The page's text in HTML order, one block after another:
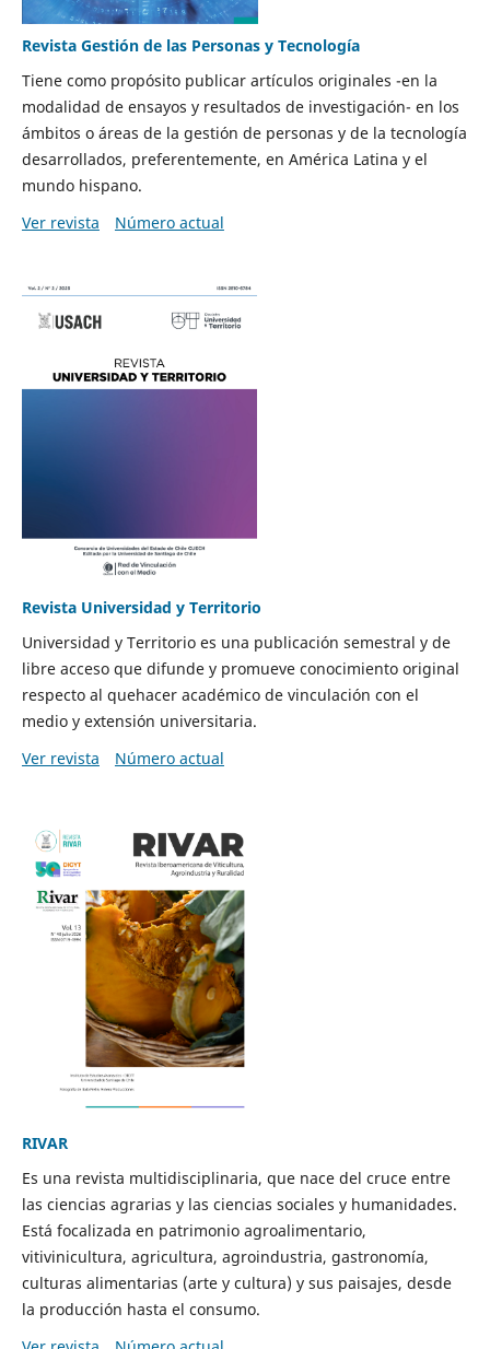
Revista Gestión de las Personas y Tecnología
Tiene como propósito publicar artículos originales -en la
modalidad de ensayos y resultados de investigación- en los
ámbitos o áreas de la gestión de personas y de la tecnología
desarrollados, preferentemente, en América Latina y el
mundo hispano.
Ver revista
Número actual
Revista Universidad y Territorio
Universidad y Territorio es una publicación semestral y de
libre acceso que difunde y promueve conocimiento original
respecto al quehacer académico de vinculación con el
medio y extensión universitaria.
Ver revista
Número actual
RIVAR
Es una revista multidisciplinaria, que nace del cruce entre
las ciencias agrarias y las ciencias sociales y humanidades.
Está focalizada en patrimonio agroalimentario,
vitivinicultura, agricultura, agroindustria, gastronomía,
culturas alimentarias (arte y cultura) y sus paisajes, desde
la producción hasta el consumo.